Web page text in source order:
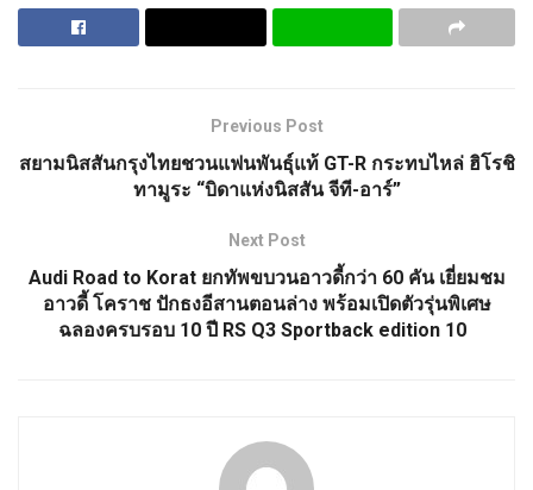
Previous Post
สยามนิสสันกรุงไทยชวนแฟนพันธุ์แท้ GT-R กระทบไหล่ ฮิโรชิ
ทามูระ “บิดาแห่งนิสสัน จีที-อาร์”
Next Post
Audi Road to Korat ยกทัพขบวนอาวดี้กว่า 60 คัน เยี่ยมชม
อาวดี้ โคราช ปักธงอีสานตอนล่าง พร้อมเปิดตัวรุ่นพิเศษ
ฉลองครบรอบ 10 ปี RS Q3 Sportback edition 10